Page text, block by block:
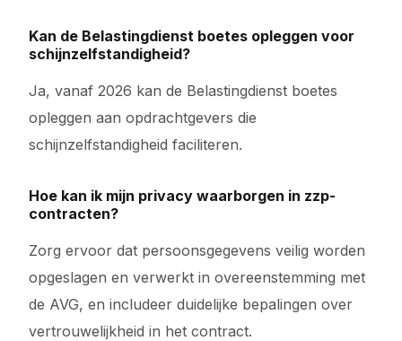
Kan de Belastingdienst boetes opleggen voor
schijnzelfstandigheid?
Ja, vanaf 2026 kan de Belastingdienst boetes
opleggen aan opdrachtgevers die
schijnzelfstandigheid faciliteren.
Hoe kan ik mijn privacy waarborgen in zzp-
contracten?
Zorg ervoor dat persoonsgegevens veilig worden
opgeslagen en verwerkt in overeenstemming met
de AVG, en includeer duidelijke bepalingen over
vertrouwelijkheid in het contract.